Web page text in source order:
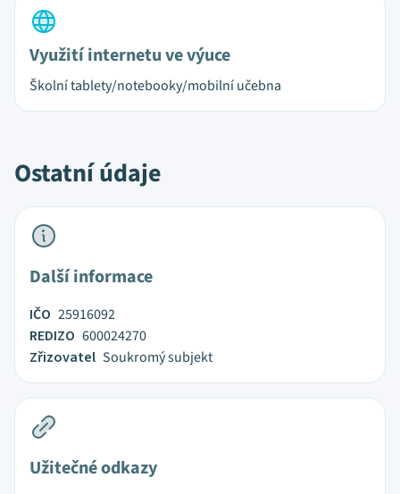
Využití internetu ve výuce
Školní tablety/notebooky/mobilní učebna
Ostatní údaje
Další informace
IČO 25916092
REDIZO 600024270
Zřizovatel Soukromý subjekt
Užitečné odkazy